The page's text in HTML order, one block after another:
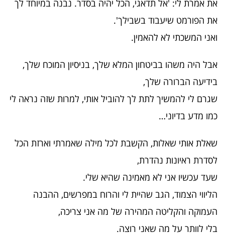
את אמרת לי: 'אל תדאגי, הכל יהיה בסדר. נבנה במיוחד לך
את הפורמט שיעבוד בשבילך'.
ואני המשכתי לא להאמין.
אבל היה משהו בביטחון המלא שלך, בניסיון המוכח שלך,
בידיעה הברורה שלך,
שגרם לי להמשיך לתת לך להוביל אותי, למרות שזה נראה לי
כמו מדע בדיוני…
שאלת אותי שאלות, הקשבת לכל מילה שאמרתי וארזת הכל
לסדרת ראיונות נהדרת,
שעד עכשיו אני לא מאמינה שהיא שלי.
הליווי הצמוד, הגב שהיית לי והרוח במפרשים, ההבנה
העמוקה והקליטה המהירה של מה אני צריכה,
בלי לוותר על מה שאני רוצה.